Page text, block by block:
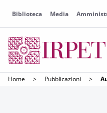
Biblioteca Media
Home > Pubblicazioni >